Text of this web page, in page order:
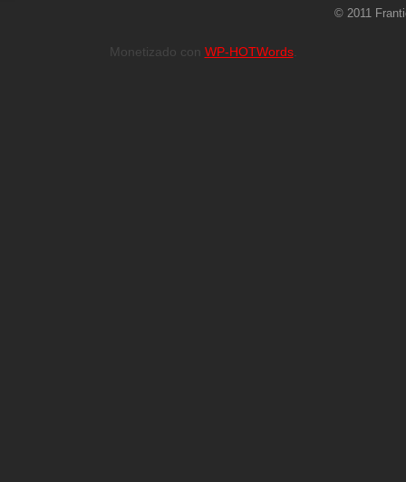
© 2011
Monetizado con WP-HOTWords.